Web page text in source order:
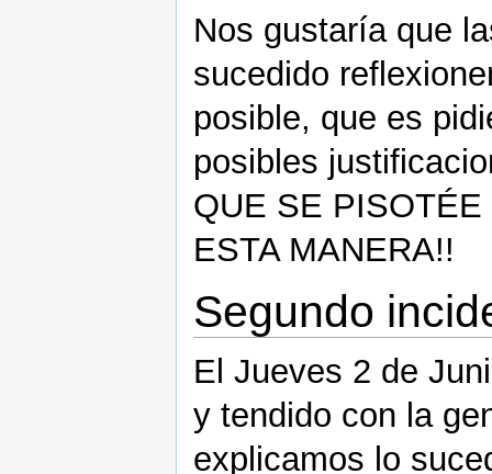
Nos gustaría que
sucedido
posible, que es
posibles
QUE SE
ESTA MANERA!!
Segundo
El Jueves 2 de
y tendido con la
explicamos lo